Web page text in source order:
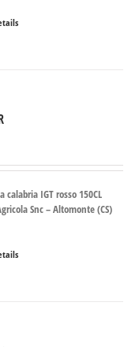
calabria IGT rosso 150CL
Snc – Altomonte (CS)